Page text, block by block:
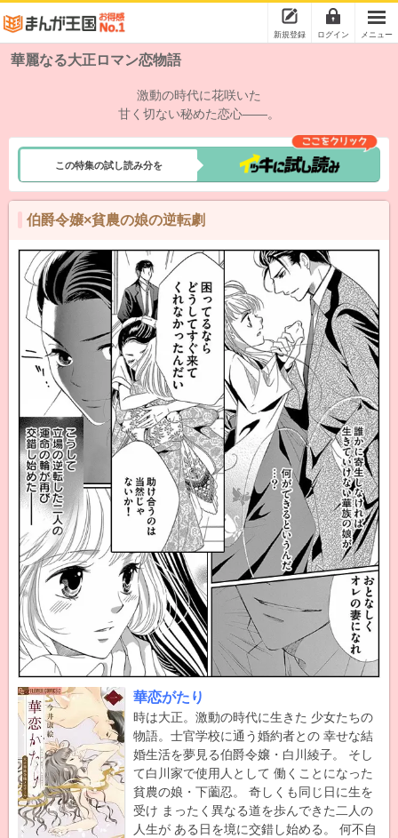
新規登録 ログイン メニュー
華麗なる大正ロマン恋物語
激動の時代に花咲いた
甘く切ない秘めた恋心――。
この特集の試し読み分を
伯爵令嬢×貧農の娘の逆転劇
華恋がたり
時は大正。激動の時代に生きた 少女たちの
物語。士官学校に通う婚約者との 幸せな結
婚生活を夢見る伯爵令嬢・白川綾子。 そし
て白川家で使用人として 働くことになった
貧農の娘・下薗忍。 奇しくも同じ日に生を
受け まったく異なる道を歩んできた二人の
人生が ある日を境に交錯し始める。 何不自